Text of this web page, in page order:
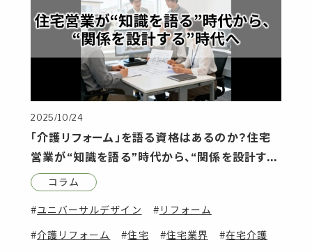
2025/10/24
「介護リフォーム」を語る資格はあるのか？住宅
営業が“知識を語る”時代から、“関係を設計す
る”時代へ
コラム
ユニバーサルデザイン リフォーム
介護リフォーム 住宅 住宅業界 在宅介護